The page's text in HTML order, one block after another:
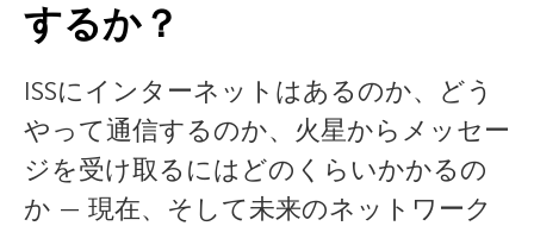
するか？
ISSにインターネットはあるのか、どう
やって通信するのか、火星からメッセー
ジを受け取るにはどのくらいかかるの
か — 現在、そして未来のネットワーク